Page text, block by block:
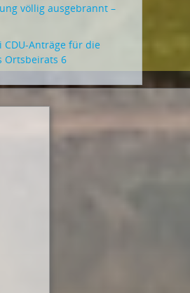
völlig ausgebrannt –
CDU-Anträge für die
Ortsbeirats 6